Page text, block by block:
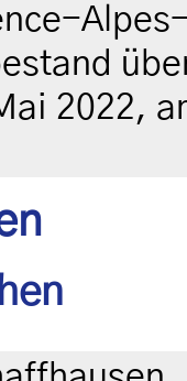
2022,